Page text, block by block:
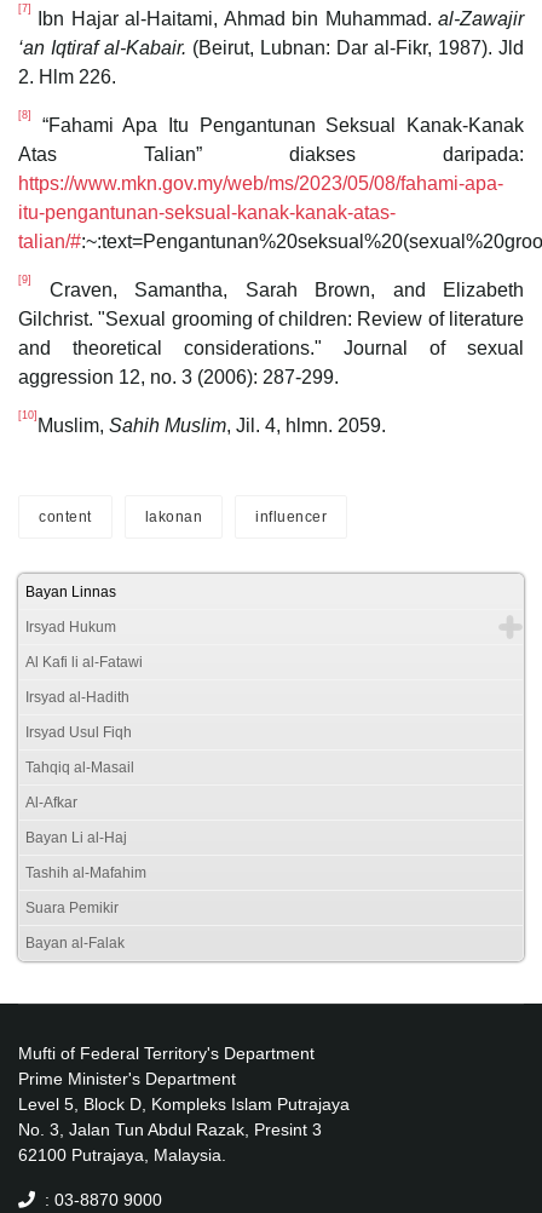
[7] Ibn Hajar al-Haitami, Ahmad bin Muhammad. al-Zawajir
‘an Iqtiraf al-Kabair. (Beirut, Lubnan: Dar al-Fikr, 1987). Jld
2. Hlm 226.
[8]
“Fahami Apa Itu Pengantunan Seksual Kanak-Kanak
Atas Talian” diakses daripada:
https://www.mkn.gov.my/web/ms/2023/05/08/fahami-apa-
itu-pengantunan-seksual-kanak-kanak-atas-
talian/#
[9]
Craven, Samantha, Sarah Brown, and Elizabeth
Gilchrist. "Sexual grooming of children: Review of literature
and theoretical considerations." Journal of sexual
aggression 12, no. 3 (2006): 287-299.
[10] Muslim, Sahih Muslim, Jil. 4, hlmn. 2059.
content lakonan influencer
Bayan Linnas
Irsyad Hukum
Al Kafi li al-Fatawi
Irsyad al-Hadith
Irsyad Usul Fiqh
Tahqiq al-Masail
Al-Afkar
Bayan Li al-Haj
Tashih al-Mafahim
Suara Pemikir
Bayan al-Falak
Mufti of Federal Territory's Department
Prime Minister's Department
Level 5, Block D, Kompleks Islam Putrajaya
No. 3, Jalan Tun Abdul Razak, Presint 3
62100 Putrajaya, Malaysia.
: 03-8870 9000